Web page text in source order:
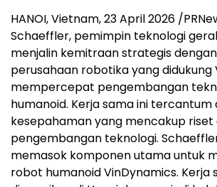
HANOI, Vietnam, 23 April 2026 /
Schaeffler, pemimpin teknologi
menjalin kemitraan strategis
perusahaan robotika yang
mempercepat pengembangan
humanoid. Kerja sama ini
kesepahaman yang mencakup riset
pengembangan teknologi.
memasok komponen utama untuk
robot humanoid VinDynamics. Kerja